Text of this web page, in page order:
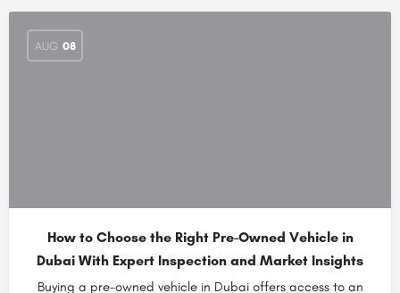
AUG 08
How to Choose the Right Pre-Owned Vehicle in
Dubai With Expert Inspection and Market Insights
Buying a pre-owned vehicle in Dubai offers access to an